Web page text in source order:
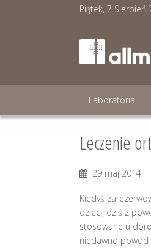
Piątek, 7 Sierpień
Laboratoria
Leczenie
29 maj 2014
Kiedyś
dzieci, dziś z
stosowane u
niedawno powód